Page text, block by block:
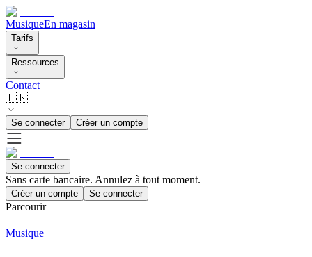
MusiqueEn magasin
Tarifs
Ressources
Contact
🇫🇷
Se connecter Créer un compte
Se connecter
Sans carte bancaire. Annulez à tout moment.
Créer un compte Se connecter
Parcourir
Musique